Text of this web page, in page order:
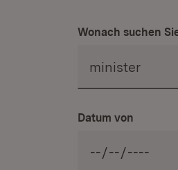
Wonach suchen
Datum von